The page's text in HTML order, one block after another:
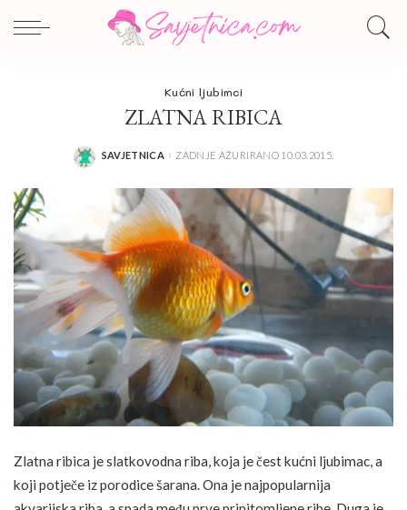
Kućni ljubimci
ZLATNA RIBICA
POSTED
SAVJETNICA ZADNJE AŽURIRANO 10.03.2015.
Zlatna ribica je slatkovodna riba, koja je čest kućni ljubimac, a
koji potječe iz porodice šarana. Ona je najpopularnija